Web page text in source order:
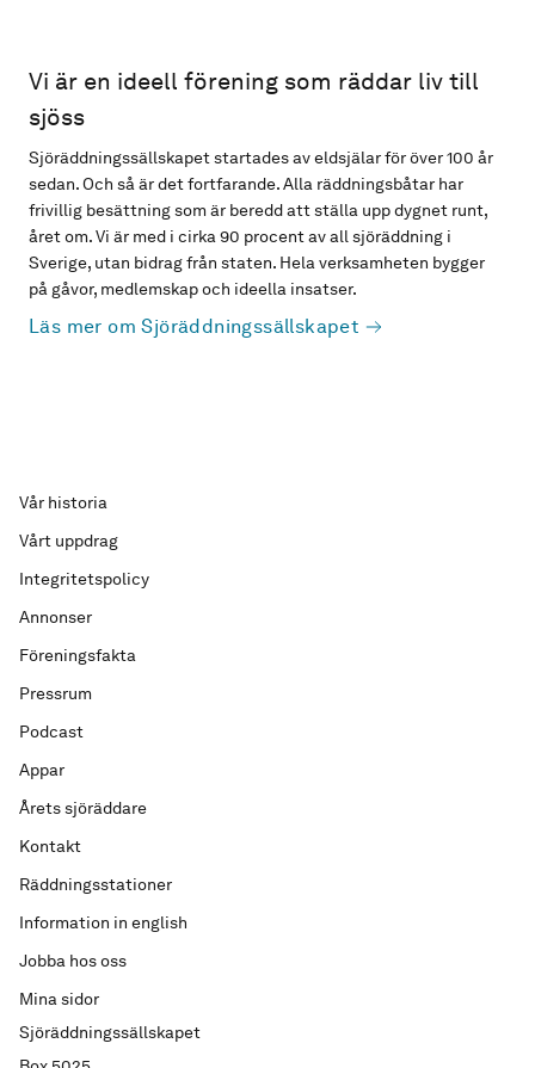
Vi är en ideell förening som räddar liv till
sjöss
Sjöräddningssällskapet startades av eldsjälar för över 100 år
sedan. Och så är det fortfarande. Alla räddningsbåtar har
frivillig besättning som är beredd att ställa upp dygnet runt,
året om. Vi är med i cirka 90 procent av all sjöräddning i
Sverige, utan bidrag från staten. Hela verksamheten bygger
på gåvor, medlemskap och ideella insatser.
Läs mer om Sjöräddningssällskapet
Sjöräddningssällskapet
Vår historia
Vårt uppdrag
Integritetspolicy
Annonser
Föreningsfakta
Pressrum
Podcast
Appar
Årets sjöräddare
Kontakt
Räddningsstationer
Information in english
Jobba hos oss
Mina sidor